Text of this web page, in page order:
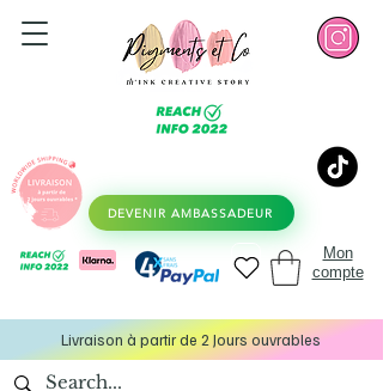
DEVENIR AMBASSADEUR
Mon
compte
Livraison à partir de 2 Jours ouvrables